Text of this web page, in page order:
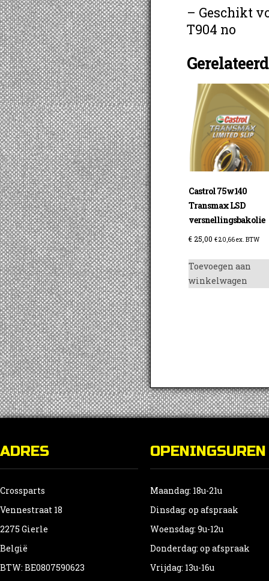
– Geschikt
T904 no
Castrol 75w140
Transmax LSD
versnellingsbakolie
€25,00 €20,66ex. BTW
Toevoegen aan
winkelwagen
ADRES
Crossparts
Vennestraat 18
2275 Gierle
België
BTW: BE0807590623
OPENINGSUREN
Maandag: 18u-21u
Dinsdag: op afspraak
Woensdag: 9u-12u
Donderdag: op afspraak
Vrijdag: 13u-16u